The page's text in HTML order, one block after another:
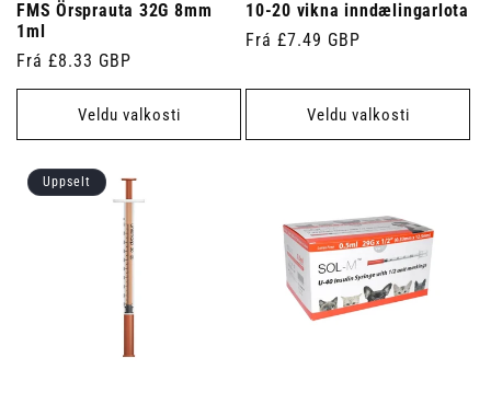
FMS Örsprauta 32G 8mm
1ml
Venjulegt
verð
Frá £8.33 GBP
Veldu valkosti
10-20 vikna inndælingarlota
Venjulegt
Frá £7.49 GBP
Veldu valkosti
Uppselt